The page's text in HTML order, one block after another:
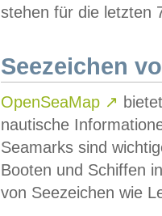
stehen für die letzten
Seezeichen
OpenSeaMap ↗
nautische
Seamarks sind
Booten und Schiffen
von Seezeichen wie